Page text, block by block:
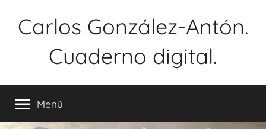
Carlos González-Antón.
Cuaderno digital.
Menú